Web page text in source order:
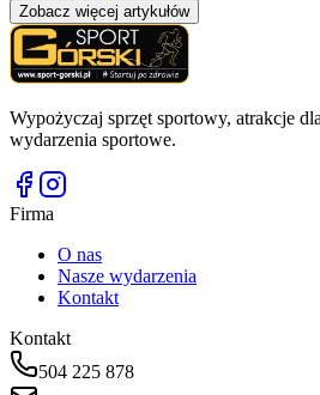
Zobacz więcej artykułów
Wypożyczaj sprzęt sportowy, atrakcje
wydarzenia sportowe.
Firma
O nas
Nasze wydarzenia
Kontakt
Kontakt
504 225 878